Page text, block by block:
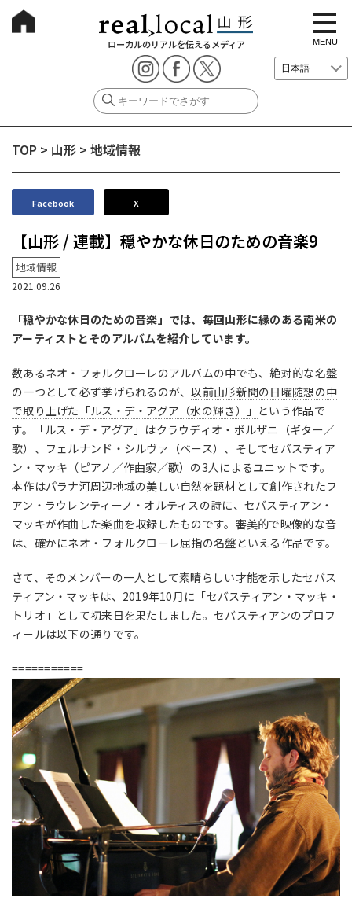
ローカルのリアルを伝えるメディア
t
o
g
g
e
i
i
MENU
TOP > 山形 > 地域情報
Facebook X
【山形 / 連載】穏やかな休日のための音楽9
地域情報
2021.09.26
「穏やかな休日のための音楽」では、毎回山形に縁のある南米の
アーティストとそのアルバムを紹介しています。
数あるネオ・フォルクローレのアルバムの中でも、絶対的な名盤
の一つとして必ず挙げられるのが、以前山形新聞の日曜随想の中
で取り上げた「ルス・デ・アグア（水の輝き）」 という作品で
す。「ルス・デ・アグア」はクラウディオ・ボルザニ（ギター／
歌）、フェルナンド・シルヴァ（ベース）、そしてセバスティア
ン・マッキ（ピアノ／作曲家／歌）の3人によるユニットです。
本作はパラナ河周辺地域の美しい自然を題材として創作されたフ
アン・ラウレンティーノ・オルティスの詩に、セバスティアン・
マッキが作曲した楽曲を収録したものです。審美的で映像的な音
は、確かにネオ・フォルクローレ屈指の名盤といえる作品です。
さて、そのメンバーの一人として素晴らしい才能を示したセバス
ティアン・マッキは、2019年10月に「セバスティアン・マッキ・
トリオ」として初来日を果たしました。セバスティアンのプロフ
ィールは以下の通りです。
===========